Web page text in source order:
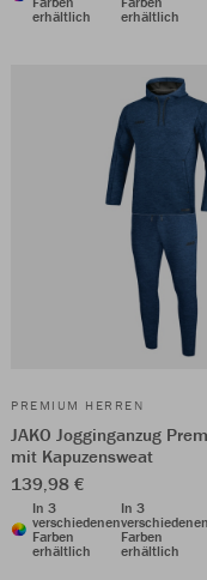
erhältlich
erhältlich
PREMIUM HERREN
JAKO Jogginganzug
mit Kapuzensweat
139,98 €
In 3
verschiedenen
Farben
erhältlich
In 3
Farben
erhältlich